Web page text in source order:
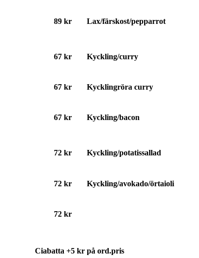
89 kr Lax/färskost/pepparrot
67 kr Kyckling/curry
67 kr Kycklingröra curry
67 kr Kyckling/bacon
72 kr Kyckling/potatissallad
72 kr Kyckling/avokado/örtaioli
72 kr
Ciabatta +5 kr på ord.pris